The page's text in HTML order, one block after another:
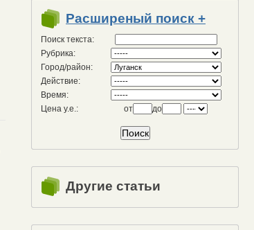
Расширеный поиск +
Поиск текста:
Рубрика:
Город/район:
Действие:
Время:
Цена у.е.:
от до
Другие статьи